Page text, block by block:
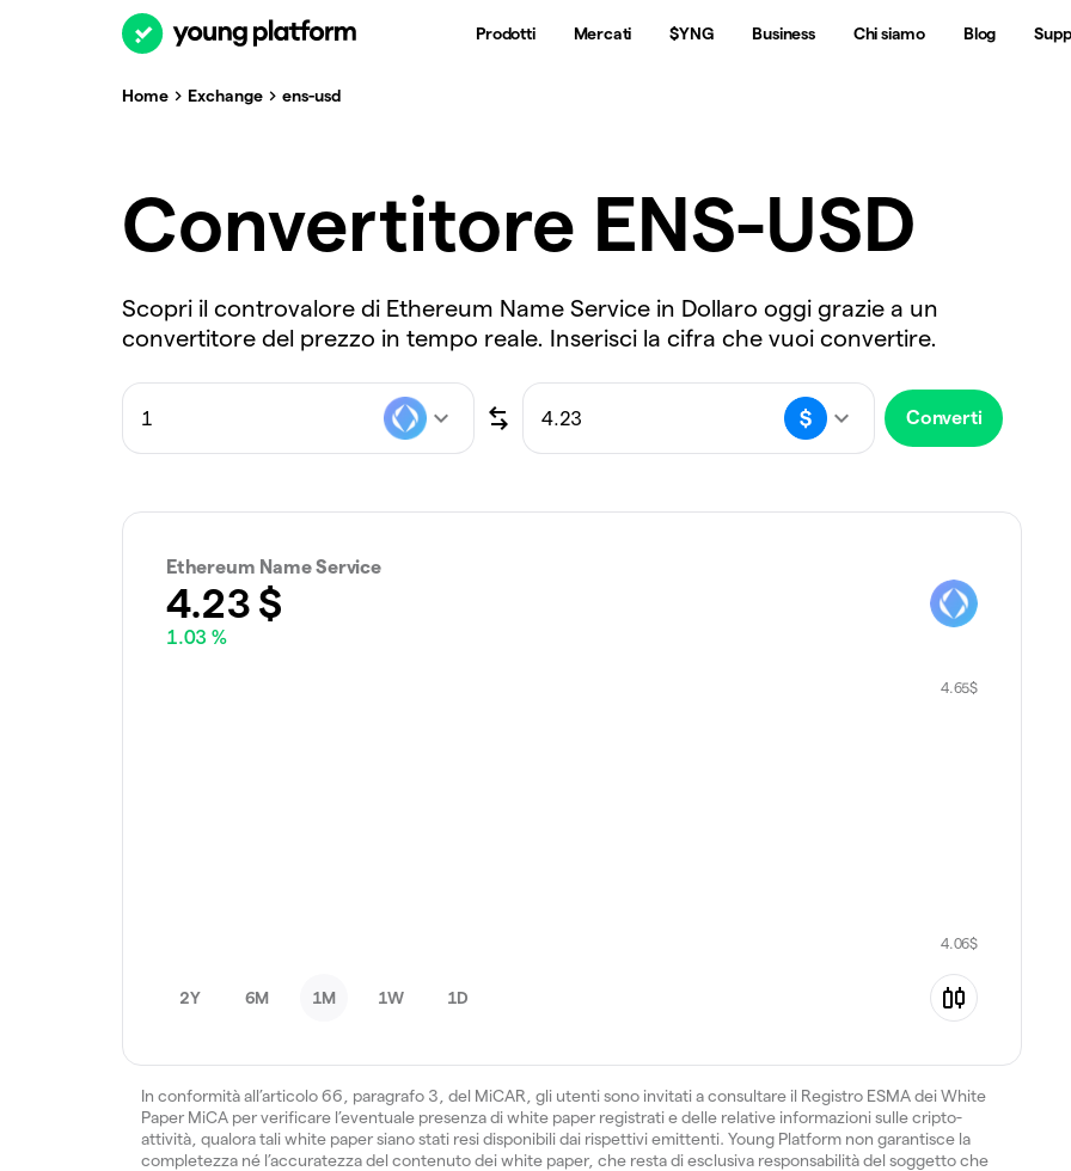
Prodotti Mercati $YNG Business Chi siamo Blog
Home Exchange ens-usd
Convertitore ENS-USD
Scopri il controvalore di Ethereum Name Service in Dollaro oggi grazie a un
convertitore del prezzo in tempo reale. Inserisci la cifra che vuoi convertire.
Converti
Ethereum Name Service
4.23 $
1.03 %
4.65$
4.06$
2Y 6M 1M 1W 1D
In conformità all’articolo 66, paragrafo 3, del MiCAR, gli utenti sono invitati a consultare il Registro ESMA dei White
Paper MiCA per verificare l’eventuale presenza di white paper registrati e delle relative informazioni sulle cripto-
attività, qualora tali white paper siano stati resi disponibili dai rispettivi emittenti. Young Platform non garantisce la
completezza né l’accuratezza del contenuto dei white paper, che resta di esclusiva responsabilità del soggetto che